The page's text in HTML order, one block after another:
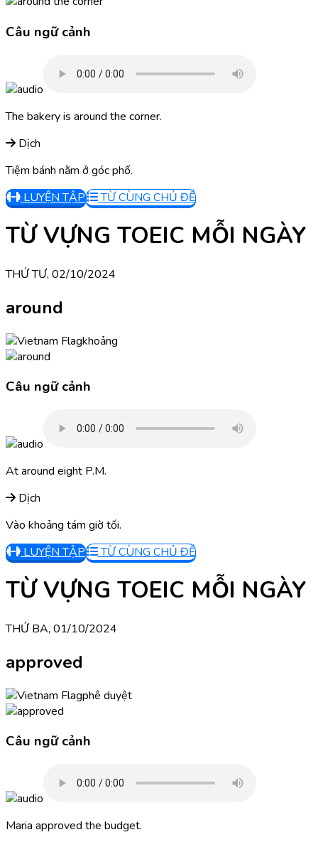
Câu ngữ cảnh
The bakery is around the corner.
Dịch
Tiệm bánh nằm ở góc phố.
LUYỆN TẬP
TỪ CÙNG CHỦ ĐỀ
TỪ VỰNG TOEIC MỖI NGÀY
THỨ TƯ, 02/10/2024
around
khoảng
Câu ngữ cảnh
At around eight P.M.
Dịch
Vào khoảng tám giờ tối.
LUYỆN TẬP
TỪ CÙNG CHỦ ĐỀ
TỪ VỰNG TOEIC MỖI NGÀY
THỨ BA, 01/10/2024
approved
phê duyệt
Câu ngữ cảnh
Maria approved the budget.